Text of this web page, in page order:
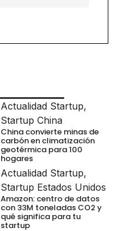
Actualidad Startup,
Startup China
China convierte minas de
carbón en climatización
geotérmica para 100
hogares
Actualidad Startup,
Startup Estados Unidos
Amazon: centro de datos
con 33M toneladas CO2 y
qué significa para tu
startup